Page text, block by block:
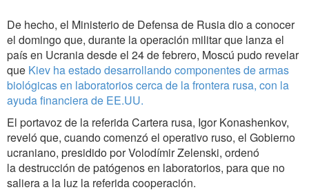
De hecho, el Ministerio de Defensa de Rusia dio a conocer
el domingo que, durante la operación militar que lanza el
país en Ucrania desde el 24 de febrero, Moscú pudo revelar
que Kiev ha estado desarrollando componentes de armas
biológicas en laboratorios cerca de la frontera rusa, con la
ayuda financiera de EE.UU.
El portavoz de la referida Cartera rusa, Igor Konashenkov,
reveló que, cuando comenzó el operativo ruso, el Gobierno
ucraniano, presidido por Volodímir Zelenski, ordenó
la destrucción de patógenos en laboratorios, para que no
saliera a la luz la referida cooperación.